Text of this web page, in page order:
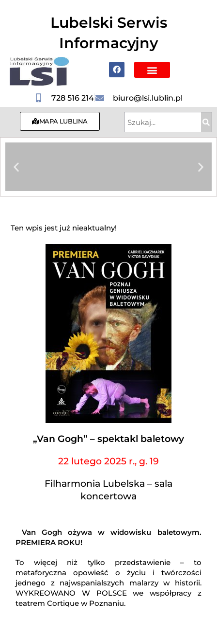
Lubelski Serwis
Informacyjny
728 516 214 biuro@lsi.lublin.pl
MAPA LUBLINA
Ten wpis jest już nieaktualny!
„Van Gogh” – spektakl baletowy
22 lutego 2025 r., g. 19
Filharmonia Lubelska – sala
koncertowa
Van Gogh ożywa w widowisku baletowym.
PREMIERA ROKU!
To więcej niż tylko przedstawienie – to
metaforyczna opowieść o życiu i twórczości
jednego z najwspanialszych malarzy w historii.
WYKREOWANO W POLSCE we współpracy z
teatrem Cortique w Poznaniu.